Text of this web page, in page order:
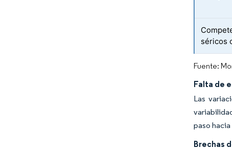
séricos
Fuente:
Falta de
Las
paso
Brechas